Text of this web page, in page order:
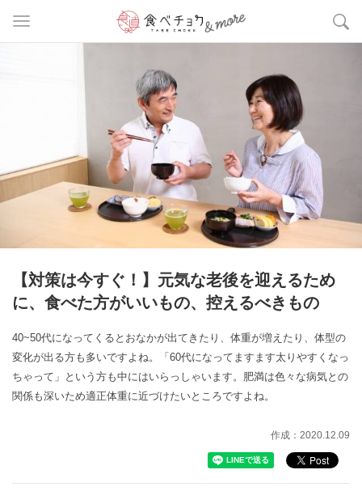
【対策は今すぐ！】元気な老後を迎えるため
に、食べた方がいいもの、控えるべきもの
40~50代になってくるとおなかが出てきたり、体重が増えたり、体型の
変化が出る方も多いですよね。「60代になってますます太りやすくなっ
ちゃって」という方も中にはいらっしゃいます。肥満は色々な病気との
関係も深いため適正体重に近づけたいところですよね。
作成：2020.12.09